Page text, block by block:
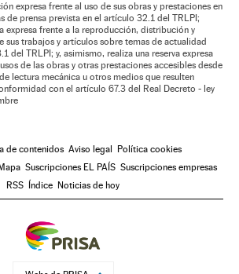
expresa frente al uso de sus obras y prestaciones en
de prensa prevista en el artículo 32.1 del TRLPI;
expresa frente a la reproducción, distribución y
sus trabajos y artículos sobre temas de actualidad
del TRLPI; y, asimismo, realiza una reserva expresa
de las obras y otras prestaciones accesibles desde
lectura mecánica u otros medios que resulten
con el artículo 67.3 del Real Decreto - ley
de contenidos Aviso legal
Política cookies
Mapa Suscripciones EL PAÍS Suscripciones empresas
RSS
Índice Noticias de hoy